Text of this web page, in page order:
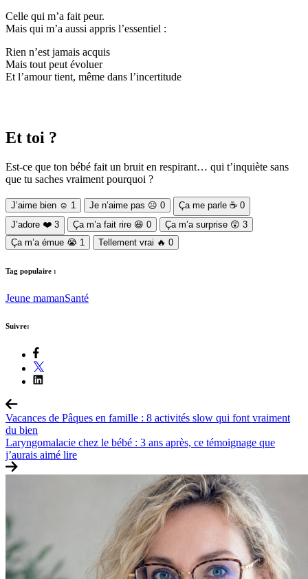
Celle qui m’a fait peur.
Mais qui m’a aussi appris l’essentiel :
Rien n’est jamais acquis
Mais tout peut évoluer
Et l’amour tient, même dans l’incertitude
Et toi ?
Est-ce que ton bébé fait un bruit en respirant… qui t’inquiète sans
que tu saches vraiment pourquoi ?
J’aime bien ☺️ 1 Je n’aime pas ☹️ 0 Ça me parle ☕ 0
J’adore ❤️ 3 Ça m’a fait rire 😆 0 Ça m’a surprise 😲 3
Ça m’a émue 😭 1 Tellement vrai 🔥 0
Tag populaire :
Jeune mamanSanté
Suivre:
Vacances de Pâques en famille : 8 activités slow qui font vraiment
du bien
Laryngomalacie chez le bébé : 3 ans après, ce témoignage que
j’aurais aimé lire